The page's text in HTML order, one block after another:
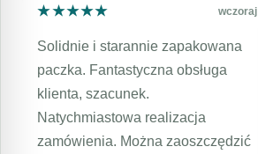
★★★★★
★★★★★ wczoraj
Solidnie i starannie zapakowana
paczka. Fantastyczna obsługa
klienta, szacunek.
Natychmiastowa realizacja
zamówienia. Można zaoszczędzić